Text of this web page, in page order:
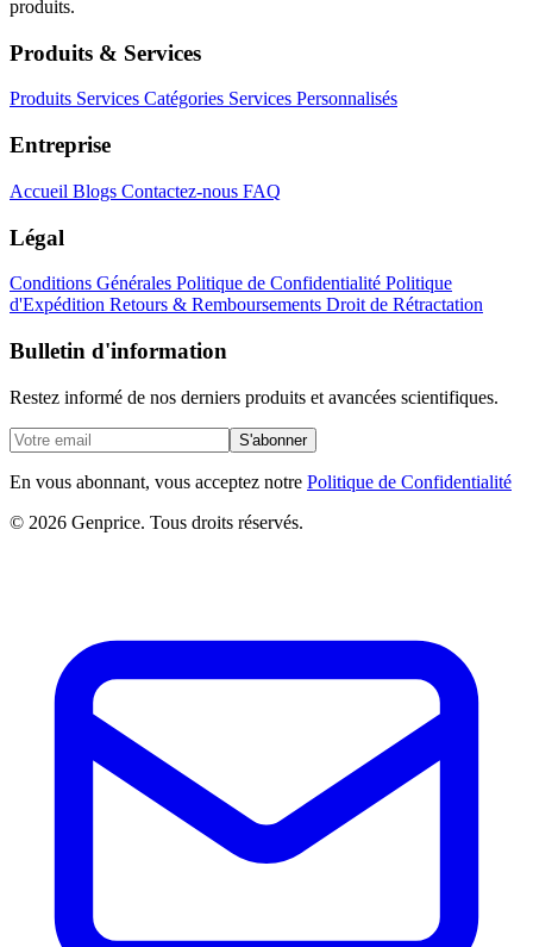
produits.
Produits & Services
Produits Services Catégories Services Personnalisés
Entreprise
Accueil Blogs Contactez-nous FAQ
Légal
Conditions Générales Politique de Confidentialité Politique
d'Expédition Retours & Remboursements Droit de Rétractation
Bulletin d'information
Restez informé de nos derniers produits et avancées scientifiques.
S'abonner
En vous abonnant, vous acceptez notre Politique de Confidentialité
© 2026 Genprice. Tous droits réservés.